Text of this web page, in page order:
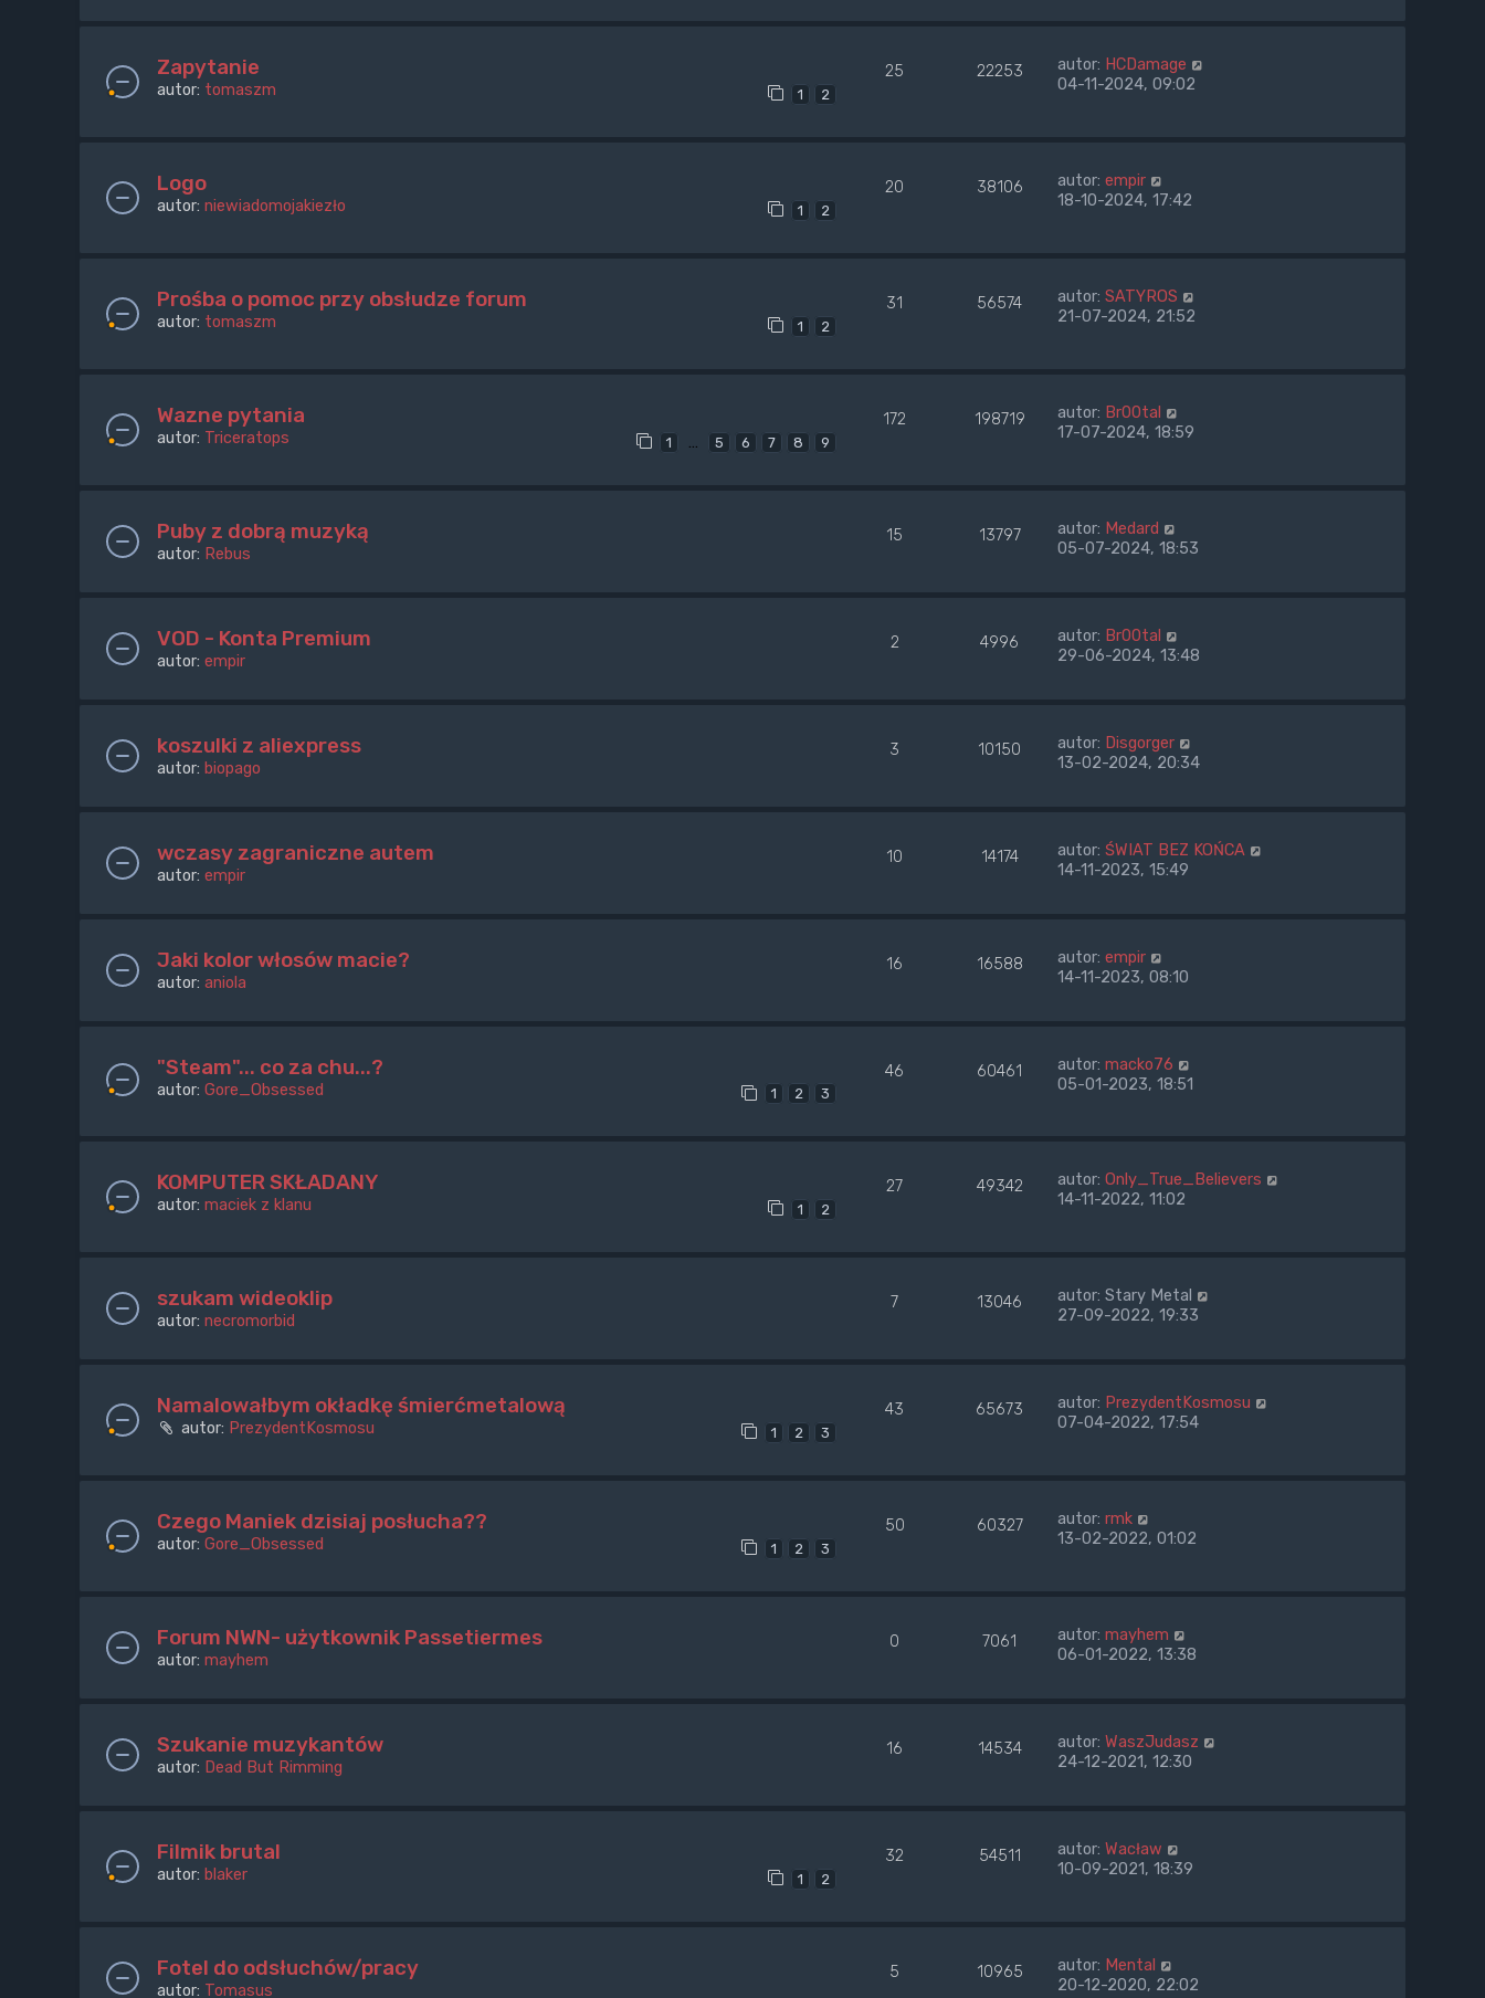
Zapytanie
autor: tomaszm 1 2
25 22253 autor: HCDamage
04-11-2024, 09:02
Logo
autor: niewiadomojakiezło 1 2
20 38106 autor: empir
18-10-2024, 17:42
Prośba o pomoc przy obsłudze forum
autor: tomaszm 1 2
31 56574 autor: SATYROS
21-07-2024, 21:52
Wazne pytania
autor: Triceratops 1 … 5 6 7 8 9
172 198719 autor: Br00tal
17-07-2024, 18:59
Puby z dobrą muzyką
autor: Rebus
15 13797 autor: Medard
05-07-2024, 18:53
VOD - Konta Premium
autor: empir
2 4996 autor: Br00tal
29-06-2024, 13:48
koszulki z aliexpress
autor: biopago
3 10150 autor: Disgorger
13-02-2024, 20:34
wczasy zagraniczne autem
autor: empir
10 14174 autor: ŚWIAT BEZ KOŃCA
14-11-2023, 15:49
Jaki kolor włosów macie?
autor: aniola
16 16588 autor: empir
14-11-2023, 08:10
"Steam"... co za chu...?
autor: Gore_Obsessed 1 2 3
46 60461 autor: macko76
05-01-2023, 18:51
KOMPUTER SKŁADANY
autor: maciek z klanu 1 2
27 49342 autor: Only_True_Believers
14-11-2022, 11:02
szukam wideoklip
autor: necromorbid
7 13046 autor: Stary Metal
27-09-2022, 19:33
Namalowałbym okładkę śmierćmetalową
autor: PrezydentKosmosu 1 2 3
43 65673 autor: PrezydentKosmosu
07-04-2022, 17:54
Czego Maniek dzisiaj posłucha??
autor: Gore_Obsessed 1 2 3
50 60327 autor: rmk
13-02-2022, 01:02
Forum NWN- użytkownik Passetiermes
autor: mayhem
0 7061 autor: mayhem
06-01-2022, 13:38
Szukanie muzykantów
autor: Dead But Rimming
16 14534 autor: WaszJudasz
24-12-2021, 12:30
Filmik brutal
autor: blaker 1 2
32 54511 autor: Wacław
10-09-2021, 18:39
Fotel do odsłuchów/pracy
autor: Tomasus
5 10965 autor: Mental
20-12-2020, 22:02